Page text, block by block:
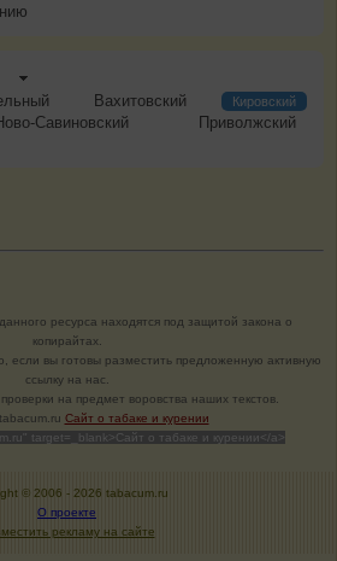
Вахитовский Кировский
Савиновский
Приволжский
ресурса находятся под защитой закона о
копирайтах.
если вы готовы разместить предложенную активную
ссылку на нас.
на предмет воровства наших текстов.
Сайт о табаке и курении
target=_blank>Сайт о табаке и курении</a>
© 2006 - 2026 tabacum.ru
О проекте
рекламу на сайте